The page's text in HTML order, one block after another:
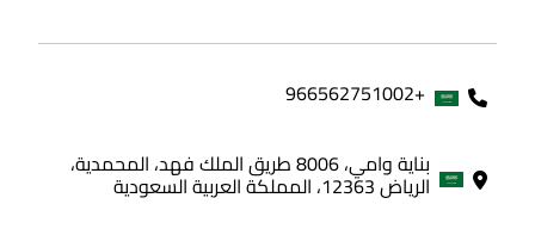
+966562751002
بناية وامي، 8006 طريق الملك فهد، المحمدية،
الرياض 12363، المملكة العربية السعودية